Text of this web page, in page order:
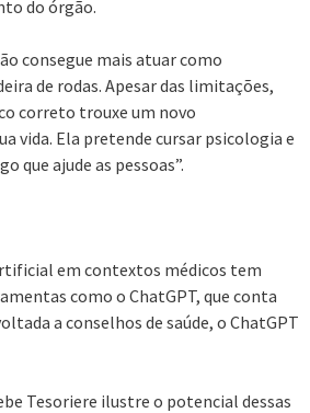
do órgão.
consegue mais atuar como
de rodas. Apesar das limitações,
correto trouxe um novo
vida. Ela pretende cursar psicologia e
que ajude as pessoas”.
em contextos médicos tem
como o ChatGPT, que conta
a conselhos de saúde, o ChatGPT
Tesoriere ilustre o potencial dessas